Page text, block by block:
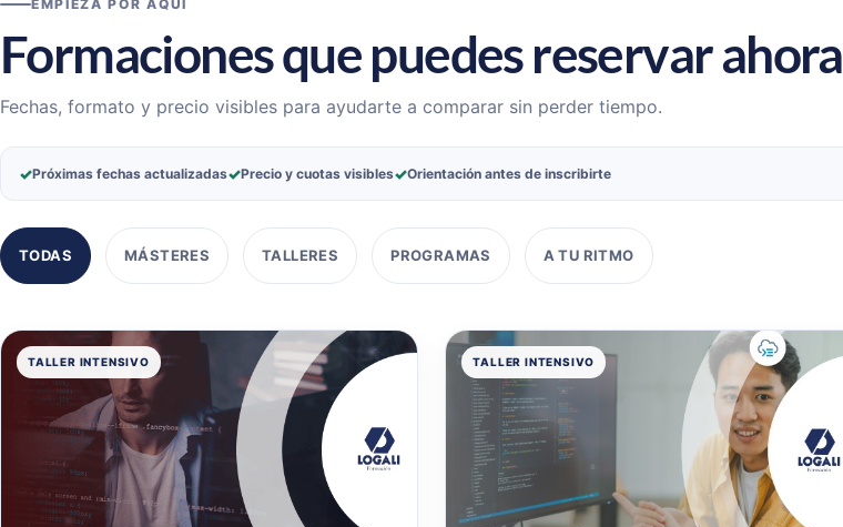
EMPIEZA POR AQUÍ
Formaciones que puedes reservar ahora
Fechas, formato y precio visibles para ayudarte a comparar sin perder tiempo.
✓Próximas fechas actualizadas✓Precio y cuotas visibles✓Orientación antes de inscribirte
TODAS MÁSTERES TALLERES PROGRAMAS A TU RITMO
TALLER INTENSIVO TALLER INTENSIVO